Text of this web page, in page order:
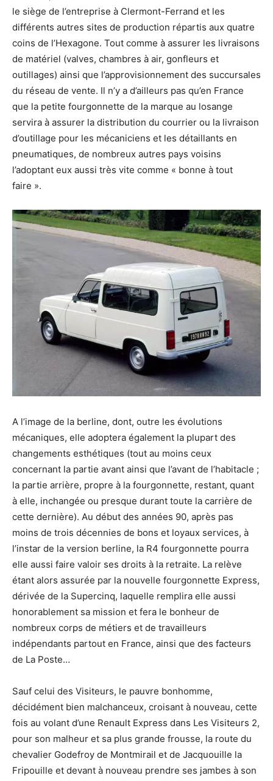
le siège de l’entreprise à Clermont-Ferrand et les
différents autres sites de production répartis aux quatre
coins de l’Hexagone. Tout comme à assurer les livraisons
de matériel (valves, chambres à air, gonfleurs et
outillages) ainsi que l’approvisionnement des succursales
du réseau de vente. Il n’y a d’ailleurs pas qu’en France
que la petite fourgonnette de la marque au losange
servira à assurer la distribution du courrier ou la livraison
d’outillage pour les mécaniciens et les détaillants en
pneumatiques, de nombreux autres pays voisins
l’adoptant eux aussi très vite comme « bonne à tout
faire ».
A l’image de la berline, dont, outre les évolutions
mécaniques, elle adoptera également la plupart des
changements esthétiques (tout au moins ceux
concernant la partie avant ainsi que l’avant de l’habitacle ;
la partie arrière, propre à la fourgonnette, restant, quant
à elle, inchangée ou presque durant toute la carrière de
cette dernière). Au début des années 90, après pas
moins de trois décennies de bons et loyaux services, à
l’instar de la version berline, la R4 fourgonnette pourra
elle aussi faire valoir ses droits à la retraite. La relève
étant alors assurée par la nouvelle fourgonnette Express,
dérivée de la Supercinq, laquelle remplira elle aussi
honorablement sa mission et fera le bonheur de
nombreux corps de métiers et de travailleurs
indépendants partout en France, ainsi que des facteurs
de La Poste…
Sauf celui des Visiteurs, le pauvre bonhomme,
décidément bien malchanceux, croisant à nouveau, cette
fois au volant d’une Renault Express dans Les Visiteurs 2,
pour son malheur et sa plus grande frousse, la route du
chevalier Godefroy de Montmirail et de Jacquouille la
Fripouille et devant à nouveau prendre ses jambes à son